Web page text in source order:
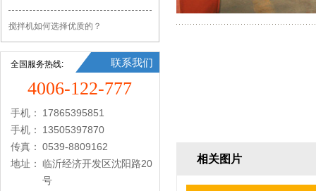
搅拌机如何选择优质的？
全国服务热线: 联系我们
4006-122-777
手机：
17865395851
手机：
13505397870
传真： 0539-8809162
地址： 临沂经济开发区沈阳路20
号
相关图片